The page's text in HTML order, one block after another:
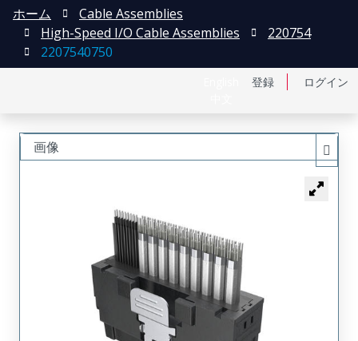
登録 ログイン
ホーム
Cable Assemblies
High-Speed I/O Cable Assemblies
220754
2207540750
画像